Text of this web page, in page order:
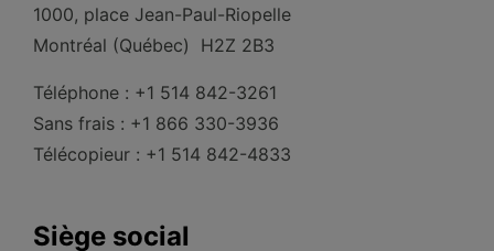
1000, place Jean-Paul-Riopelle
Montréal (Québec) H2Z 2B3
Téléphone : +1 514 842-3261
Sans frais : +1 866 330-3936
Télécopieur : +1 514 842-4833
Siège social